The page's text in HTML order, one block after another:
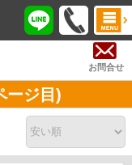
お問合せ
ージ目)